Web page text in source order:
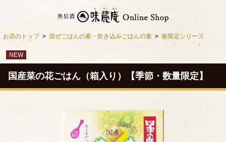
お店のトップ > 混ぜごはんの素・炊き込みごはんの素 > 春限定シリーズ
NEW
国産菜の花ごはん（箱入り）【季節・数量限定】